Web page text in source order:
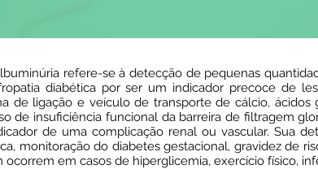
refere-se à detecção de pequenas
diabética por ser um indicador precoce de
de ligação e veículo de transporte de cálcio, ácidos
de insuficiência funcional da barreira de filtragem
de uma complicação renal ou vascular. Sua
monitoração do diabetes gestacional, gravidez de
ocorrem em casos de hiperglicemia, exercício físico,